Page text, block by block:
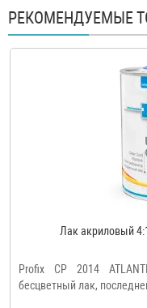
РЕКОМЕНДУЕМЫЕ
Лак акриловый
Profix CP 2014
бесцветный лак,